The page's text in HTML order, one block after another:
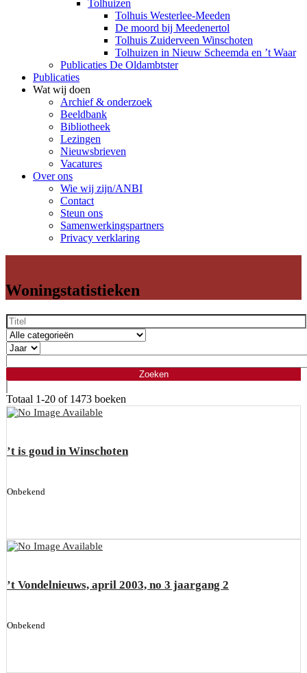
Tolhuizen
Tolhuis Westerlee-Meeden
De moord bij Meedenertol
Tolhuis Zuiderveen Winschoten
Tolhuizen in Nieuw Scheemda en ’t Waar
Publicaties De Oldambtster
Publicaties
Wat wij doen
Archief & onderzoek
Beeldbank
Bibliotheek
Lezingen
Nieuwsbrieven
Vacatures
Over ons
Wie wij zijn/ANBI
Contact
Steun ons
Samenwerkingspartners
Privacy verklaring
Woningstatistieken
Totaal 1-20 of 1473 boeken
’t is goud in Winschoten
Onbekend
’t Vondelnieuws, april 2003, no 3 jaargang 2
Onbekend